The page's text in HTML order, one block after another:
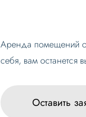
Аренда помещений
себя, вам останется
Оставить